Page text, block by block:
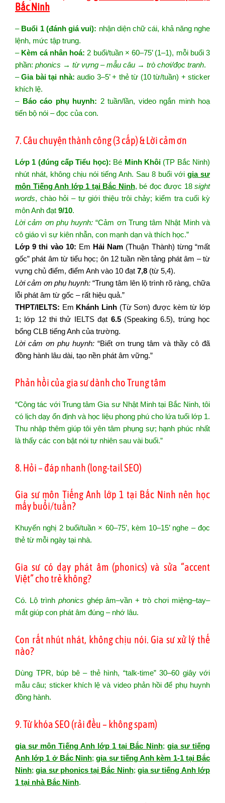
Bắc Ninh
– Buổi 1 (đánh giá vui): nhận diện chữ cái, khả năng nghe
lệnh, mức tập trung.
– Kèm cá nhân hoá: 2 buổi/tuần × 60–75’ (1–1), mỗi buổi 3
phần: phonics → từ vựng – mẫu câu → trò chơi/đọc tranh.
–Gia bài tại nhà: audio 3–5’ + thẻ từ (10 từ/tuần) + sticker
khích lệ.
– Báo cáo phụ huynh: 2 tuần/lần, video ngắn minh hoạ
tiến bộ nói – đọc của con.
7. Câu chuyện thành công (3 cấp) & Lời cảm ơn
Lớp 1 (đúng cấp Tiểu học): Bé Minh Khôi(TP Bắc Ninh)
nhút nhát, không chịu nói tiếng Anh. Sau 8 buổi với gia sư
môn Tiếng Anh lớp 1 tại Bắc Ninh, bé đọc được 18 sight
words, chào hỏi – tự giới thiệu trôi chảy; kiểm tra cuối kỳ
môn Anh đạt 9/10.
Lời cảm ơn phụ huynh: “Cảm ơn Trung tâm Nhật Minh và
cô giáo vì sự kiên nhẫn, con mạnh dạn và thích học.”
Lớp 9 thi vào 10: Em Hải Nam (Thuận Thành) từng “mất
gốc” phát âm từ tiểu học; ôn 12 tuần nền tảng phát âm – từ
vựng chủ điểm, điểm Anh vào 10 đạt 7,8 (từ 5,4).
Lời cảm ơn phụ huynh: “Trung tâm lên lộ trình rõ ràng, chữa
lỗi phát âm từ gốc – rất hiệu quả.”
THPT/IELTS: Em Khánh Linh (Từ Sơn) được kèm từ lớp
1; lớp 12 thi thử IELTS đạt 6.5(Speaking 6.5), trúng học
bổng CLB tiếng Anh của trường.
Lời cảm ơn phụ huynh: “Biết ơn trung tâm và thầy cô đã
đồng hành lâu dài, tạo nền phát âm vững.”
Phản hồi của gia sư dành cho Trung tâm
“Cộng tác với Trung tâm Gia sư Nhật Minh tại Bắc Ninh, tôi
có lịch dạy ổn định và học liệu phong phú cho lứa tuổi lớp 1.
Thu nhập thêm giúp tôi yên tâm phụng sự; hạnh phúc nhất
là thấy các con bật nói tự nhiên sau vài buổi.”
8. Hỏi – đáp nhanh (long-tail SEO)
Gia sư môn Tiếng Anh lớp 1 tại Bắc Ninh nên học
mấy buổi/tuần?
Khuyến nghị 2 buổi/tuần × 60–75’, kèm 10–15’ nghe – đọc
thẻ từ mỗi ngày tại nhà.
Gia sư có dạy phát âm (phonics) và sửa “accent
Việt” cho trẻ không?
Có. Lộ trình phonics ghép âm–vần + trò chơi miệng–tay–
mắt giúp con phát âm đúng – nhớ lâu.
Con rất nhút nhát, không chịu nói. Gia sư xử lý thế
nào?
Dùng TPR, búp bê – thẻ hình, “talk-time” 30–60 giây với
mẫu câu; sticker khích lệ và video phản hồi để phụ huynh
đồng hành.
9. Từ khóa SEO (rải đều – không spam)
gia sư môn Tiếng Anh lớp 1 tại Bắc Ninh; gia sư tiếng
Anh lớp 1 ở Bắc Ninh;gia sư tiếng Anh kèm 1-1 tại Bắc
Ninh;gia sư phonics tại Bắc Ninh; gia sư tiếng Anh lớp
1 tại nhà Bắc Ninh.